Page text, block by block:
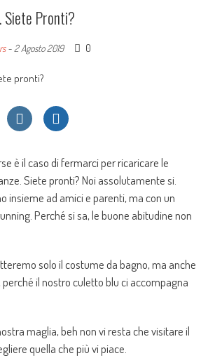
Siete Pronti?
- 2 Agosto 2019 0
è il caso di fermarci per ricaricare le
Siete pronti? Noi assolutamente si.
insieme ad amici e parenti, ma con un
Perché si sa, le buone abitudine non
solo il costume da bagno, ma anche
il nostro culetto blu ci accompagna
maglia, beh non vi resta che visitare il
quella che più vi piace.